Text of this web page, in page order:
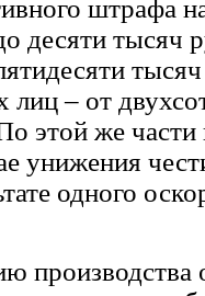
штрафа
десяти тысяч
лиц – от
этой же части
унижения
одного
производства